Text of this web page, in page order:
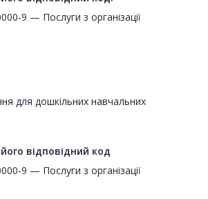
9 — Послуги з організації
для дошкільних навчальних
відповідний код
9 — Послуги з організації